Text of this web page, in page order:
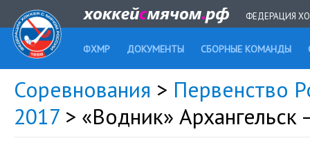
ФЕДЕРАЦИЯ
ФХМР ДОКУМЕНТЫ СБОРНЫЕ КОМАНДЫ
Соревнования > Первенство
2017 > «Водник»